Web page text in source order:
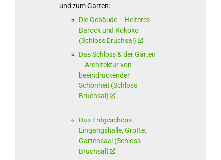
und zum Garten:
Die Gebäude – Heiteres
Barock und Rokoko
(Schloss Bruchsal)
Das Schloss & der Garten
– Architektur von
beeindruckender
Schönheit (Schloss
Bruchsal)
Das Erdgeschoss –
Eingangshalle, Grotte,
Gartensaal (Schloss
Bruchsal)